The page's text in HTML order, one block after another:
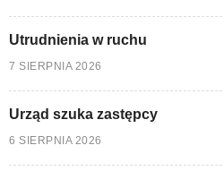
Utrudnienia w ruchu
7 SIERPNIA 2026
Urząd szuka zastępcy
6 SIERPNIA 2026